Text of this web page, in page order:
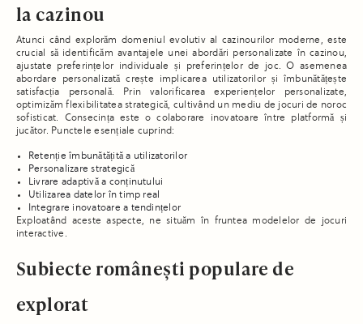
la cazinou
Atunci când explorăm domeniul evolutiv al cazinourilor moderne, este
crucial să identificăm avantajele unei abordări personalizate în cazinou,
ajustate preferințelor individuale și preferințelor de joc. O asemenea
abordare personalizată crește implicarea utilizatorilor și îmbunătățește
satisfacția personală. Prin valorificarea experiențelor personalizate,
optimizăm flexibilitatea strategică, cultivând un mediu de jocuri de noroc
sofisticat. Consecința este o colaborare inovatoare între platformă și
jucător. Punctele esențiale cuprind:
Retenție îmbunătățită a utilizatorilor
Personalizare strategică
Livrare adaptivă a conținutului
Utilizarea datelor în timp real
Integrare inovatoare a tendințelor
Exploatând aceste aspecte, ne situăm în fruntea modelelor de jocuri
interactive.
Subiecte românești populare de
explorat